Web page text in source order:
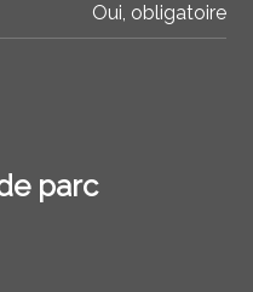
Oui, obligatoire
parc